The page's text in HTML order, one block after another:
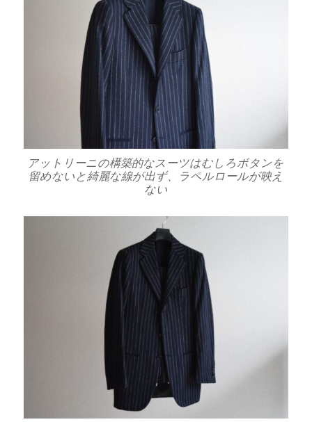
アットリーニの構築的なスーツはむしろボタンを
留めないと綺麗な線が出ず、ラペルロールが映え
ない